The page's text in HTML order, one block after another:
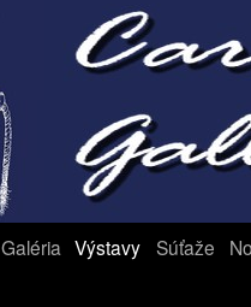
Galéria Výstavy Súťaže